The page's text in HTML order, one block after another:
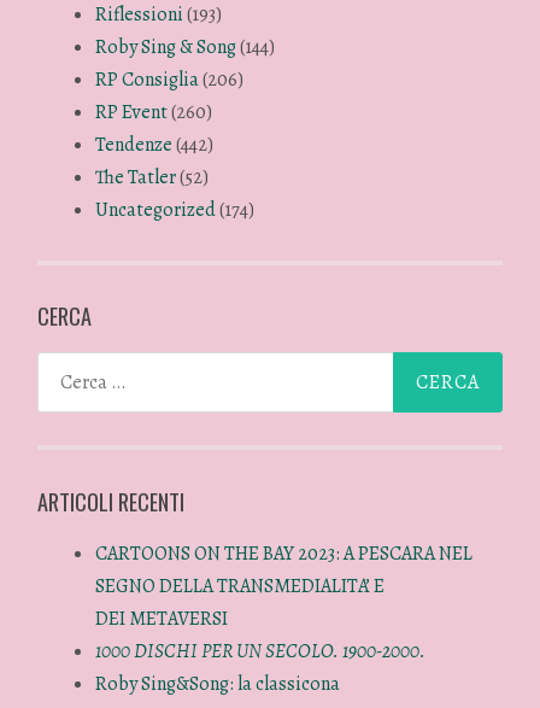
Riflessioni(193)
Roby Sing & Song(144)
RP Consiglia(206)
RP Event(260)
Tendenze(442)
The Tatler(52)
Uncategorized(174)
CERCA
ARTICOLI RECENTI
CARTOONS ON THE BAY 2023: A PESCARA NEL
SEGNO DELLA TRANSMEDIALITA’ E
DEI METAVERSI
1000 DISCHI PER UN SECOLO. 1900-2000.
Roby Sing&Song: la classicona